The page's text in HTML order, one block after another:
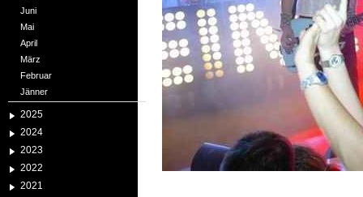
Juni
Mai
April
März
Februar
Jänner
2025
2024
2023
2022
2021